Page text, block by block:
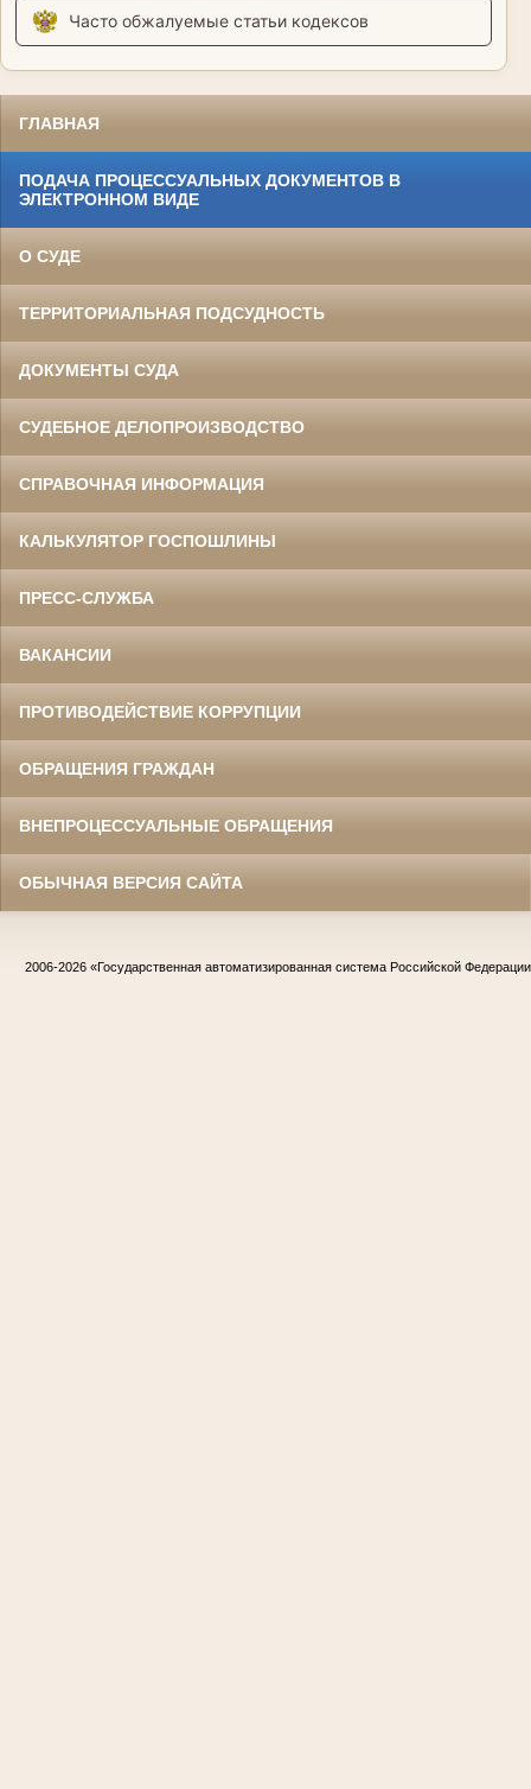
Часто обжалуемые статьи кодексов
ГЛАВНАЯ
ПОДАЧА ПРОЦЕССУАЛЬНЫХ ДОКУМЕНТОВ В
ЭЛЕКТРОННОМ ВИДЕ
О СУДЕ
ТЕРРИТОРИАЛЬНАЯ ПОДСУДНОСТЬ
ДОКУМЕНТЫ СУДА
СУДЕБНОЕ ДЕЛОПРОИЗВОДСТВО
СПРАВОЧНАЯ ИНФОРМАЦИЯ
КАЛЬКУЛЯТОР ГОСПОШЛИНЫ
ПРЕСС-СЛУЖБА
ВАКАНСИИ
ПРОТИВОДЕЙСТВИЕ КОРРУПЦИИ
ОБРАЩЕНИЯ ГРАЖДАН
ВНЕПРОЦЕССУАЛЬНЫЕ ОБРАЩЕНИЯ
ОБЫЧНАЯ ВЕРСИЯ САЙТА
2006-2026 «Государственная автоматизированная система Российской